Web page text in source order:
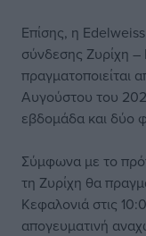
Επίσης, η
σύνδεσης Ζυρίχη
πραγματοποιείται
Αυγούστου του
εβδομάδα και δύο
Σύμφωνα με το
τη Ζυρίχη θα
Κεφαλονιά στις
απογευματινή